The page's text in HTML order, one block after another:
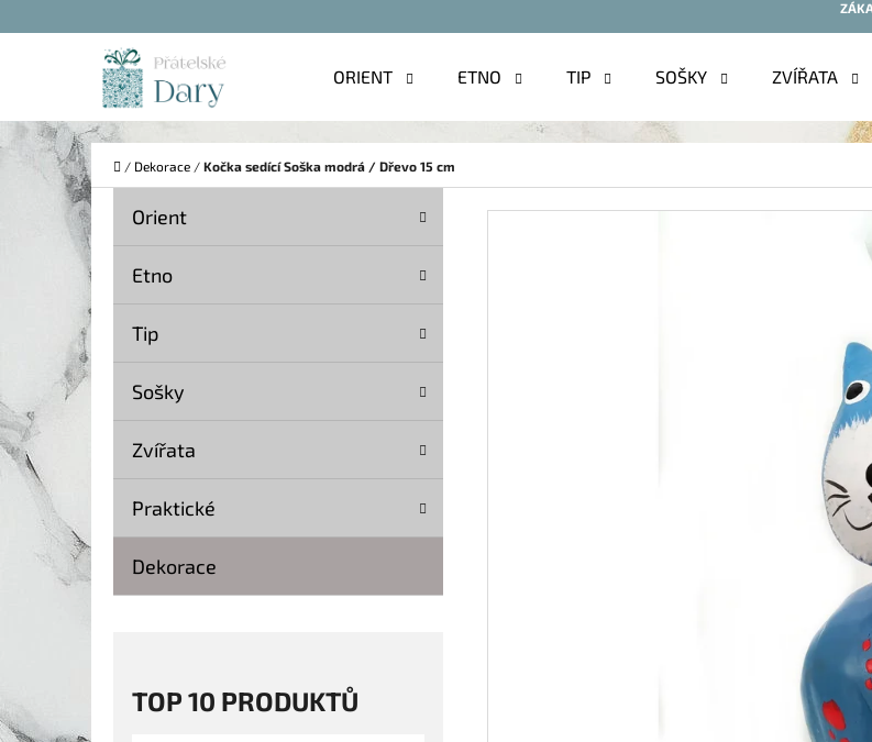
ORIENT ETNO TIP SOŠKY ZVÍŘATA
Domů
/ Dekorace / Kočka sedící Soška modrá / Dřevo 15 cm
P
O
S
T
A
N
Přeskočit
Orient
Etno
Tip
Sošky
Zvířata
Praktické
Dekorace
TOP 10 PRODUKTŮ
Í
K
Zpět
obchodu
Zpět
obchodu
CO POTŘEBUJETE NAJÍT?
KOČKA 20 SOCHA DŘEVO 40 CM
2